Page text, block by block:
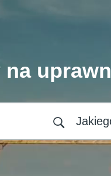
na
Jakiego